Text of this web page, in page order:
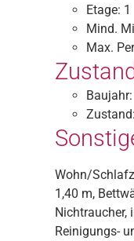
Etage: 1
Mind.
Max.
Baujahr:
Zustand:
Wohn/
1,40 m,
Nichtraucher,
Reinigungs-